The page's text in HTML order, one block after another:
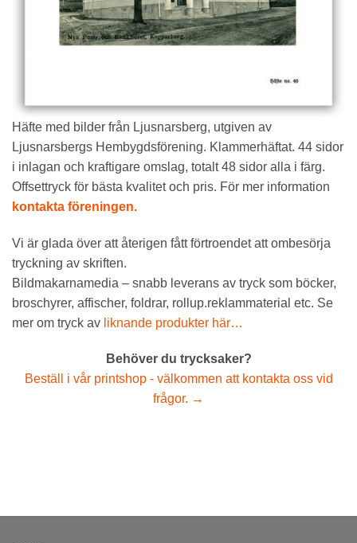
Häfte med bilder från Ljusnarsberg, utgiven av
Ljusnarsbergs Hembygdsförening. Klammerhäftat. 44 sidor
i inlagan och kraftigare omslag, totalt 48 sidor alla i färg.
Offsettryck för bästa kvalitet och pris. För mer information
kontakta föreningen.
Vi är glada över att återigen fått förtroendet att ombesörja
tryckning av skriften.
Bildmakarnamedia – snabb leverans av tryck som böcker,
broschyrer, affischer, foldrar, rollup.reklammaterial etc. Se
mer om tryck av liknande produkter här…
Behöver du trycksaker?
Beställ i vår printshop - välkommen att kontakta oss vid
frågor. →